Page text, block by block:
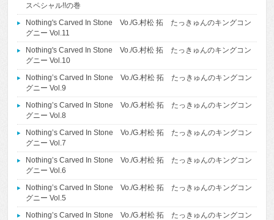
スペシャル!!の巻
Nothing's Carved In Stone Vo./G.村松 拓 たっきゅんのキングコン
グニー Vol.11
Nothing's Carved In Stone Vo./G.村松 拓 たっきゅんのキングコン
グニー Vol.10
Nothing’s Carved In Stone Vo./G.村松 拓 たっきゅんのキングコン
グニー Vol.9
Nothing’s Carved In Stone Vo./G.村松 拓 たっきゅんのキングコン
グニー Vol.8
Nothing’s Carved In Stone Vo./G.村松 拓 たっきゅんのキングコン
グニー Vol.7
Nothing’s Carved In Stone Vo./G.村松 拓 たっきゅんのキングコン
グニー Vol.6
Nothing’s Carved In Stone Vo./G.村松 拓 たっきゅんのキングコン
グニー Vol.5
Nothing’s Carved In Stone Vo./G.村松 拓 たっきゅんのキングコン